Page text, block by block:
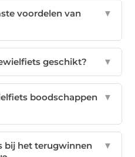
voordelen van
▼
geschikt? ▼
boodschappen
▼
bij het terugwinnen
▼